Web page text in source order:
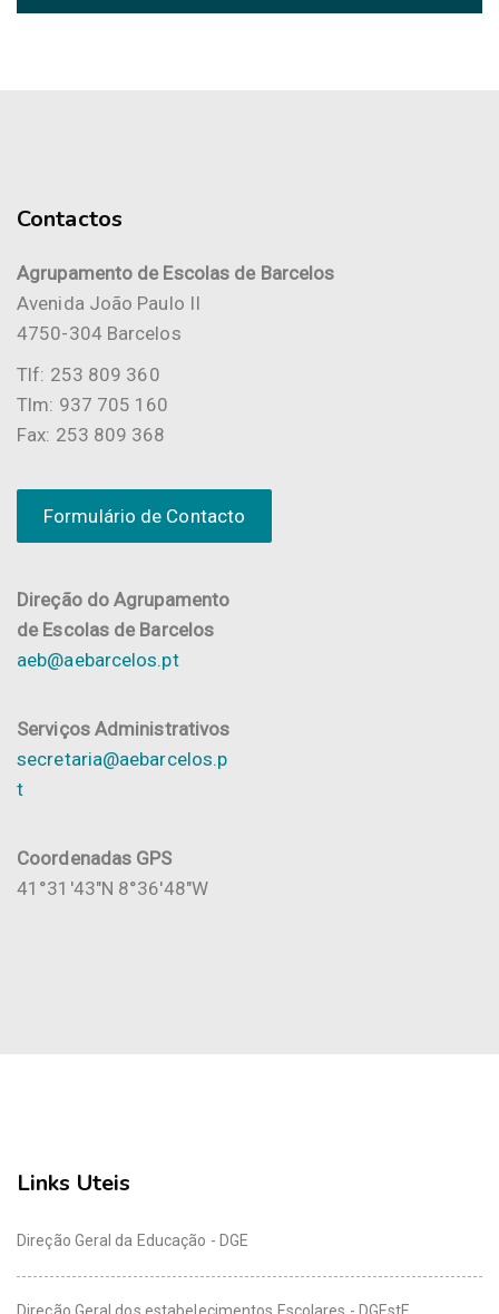
Contactos
Agrupamento de Escolas de Barcelos
Avenida João Paulo II
4750-304 Barcelos
Tlf: 253 809 360
Tlm: 937 705 160
Fax: 253 809 368
Formulário de Contacto
Direção do Agrupamento
de Escolas de Barcelos
aeb@aebarcelos.pt
Serviços Administrativos
secretaria@aebarcelos.p
t
Coordenadas GPS
41°31'43"N 8°36'48"W
Links Uteis
Direção Geral da Educação - DGE